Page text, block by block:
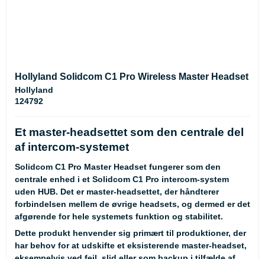
Hollyland Solidcom C1 Pro Wireless Master Headset
Hollyland
124792
Et master-headsettet som den centrale del
af intercom-systemet
Solidcom C1 Pro Master Headset fungerer som den
centrale enhed i et Solidcom C1 Pro intercom-system
uden HUB. Det er master-headsettet, der håndterer
forbindelsen mellem de øvrige headsets, og dermed er det
afgørende for hele systemets funktion og stabilitet.
Dette produkt henvender sig primært til produktioner, der
har behov for at udskifte et eksisterende master-headset,